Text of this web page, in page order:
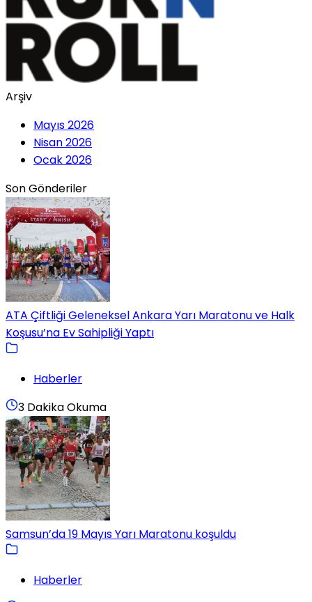
Arşiv
Mayıs 2026
Nisan 2026
Ocak 2026
Son Gönderiler
ATA Çiftliği Geleneksel Ankara Yarı Maratonu ve Halk
Koşusu’na Ev Sahipliği Yaptı
Haberler
3 Dakika Okuma
Samsun’da 19 Mayıs Yarı Maratonu koşuldu
Haberler